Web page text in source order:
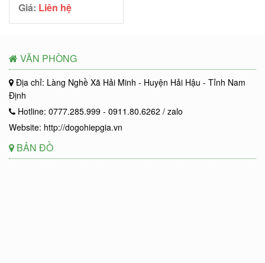
Giá: Liên hệ
VĂN PHÒNG
Địa chỉ: Làng Nghề Xã Hải Minh - Huyện Hải Hậu - Tỉnh Nam
Định
Hotline: 0777.285.999 - 0911.80.6262 / zalo
Website: http://dogohiepgia.vn
BẢN ĐỒ